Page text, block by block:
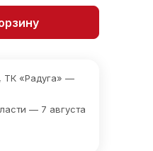
ТК «Радуга» —
— 7 августа